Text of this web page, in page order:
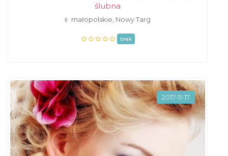
ślubna
małopolskie, Nowy Targ
brak
2017-11-17